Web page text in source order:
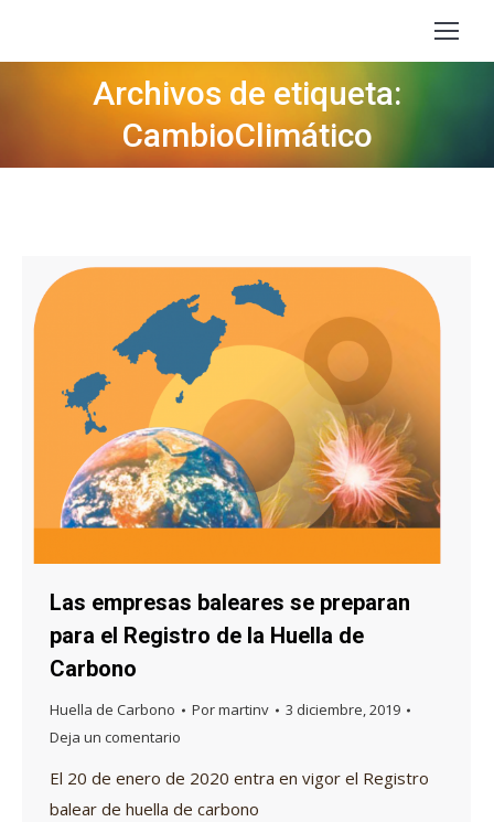
Archivos de etiqueta:
CambioClimático
Las empresas baleares se preparan
para el Registro de la Huella de
Carbono
Huella de Carbono Pormartinv
3 diciembre, 2019
Deja un comentario
El 20 de enero de 2020 entra en vigor el Registro
balear de huella de carbono